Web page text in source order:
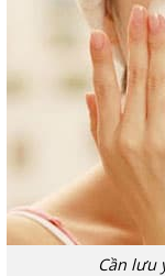
Cần lưu